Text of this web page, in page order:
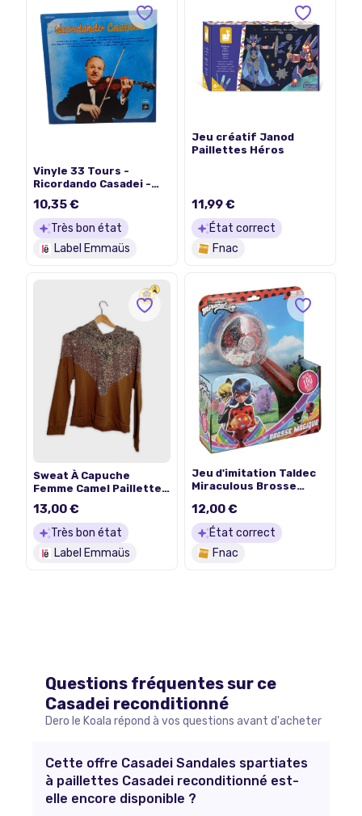
Vinyle 33 Tours -
Ricordando Casadei -
Hommage au "roi du
Liscio" - Romagna Mia -
Italie
10,35 €
Très bon état
Label Emmaüs
Jeu créatif Janod
Paillettes Héros
11,99 €
État correct
Fnac
Sweat À Capuche
Femme Camel Paillettes
Léopard Taille Unique
(T4342)
13,00 €
Très bon état
Label Emmaüs
Jeu d'imitation Taldec
Miraculous Brosse
12,00 €
État correct
Fnac
Questions fréquentes sur ce
Casadei reconditionné
Dero le Koala répond à vos questions avant d'acheter
Cette offre Casadei Sandales spartiates
à paillettes Casadei reconditionné est-
elle encore disponible ?